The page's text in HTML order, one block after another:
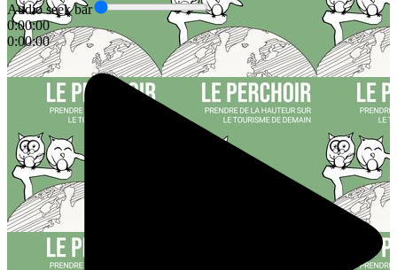
Audio seek bar
0:00:00
0:00:00